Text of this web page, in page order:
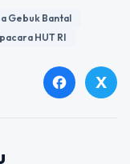
Gebuk Bantal
HUT RI
facebook X